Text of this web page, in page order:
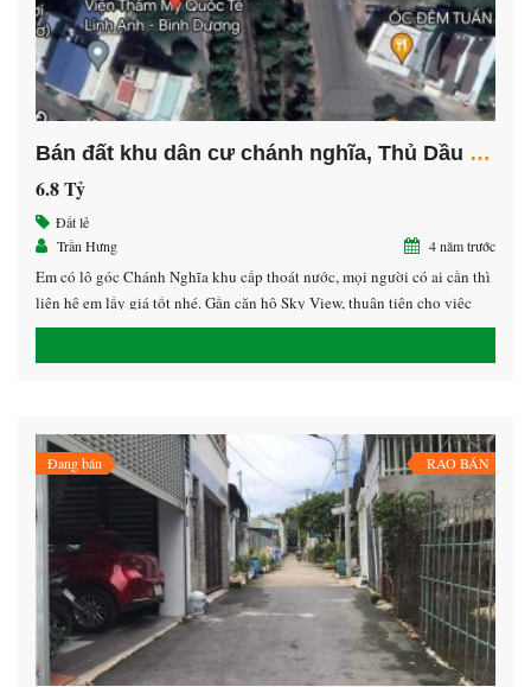
Bán đất khu dân cư chánh nghĩa, Thủ Dầu Một, Bình Dương
6.8 Tỷ
Đất lẻ
Trần Hưng
4 năm trước
Em có lô góc Chánh Nghĩa khu cấp thoát nước, mọi người có ai cần thì
liên hệ em lấy giá tốt nhé. Gần căn hộ Sky View, thuận tiện cho việc
kinh doanh đa nghành nghề ,,,,v.v…… LH: 0913.39.22.79 Hưng
Đang bán RAO BÁN